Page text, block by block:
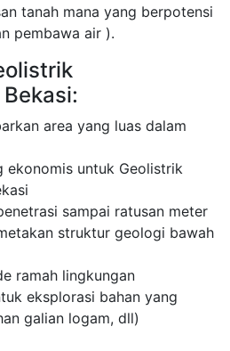
tanah mana yang berpotensi
pembawa air ).
area yang luas dalam
ekonomis untuk Geolistrik
sampai ratusan meter
struktur geologi bawah
ramah lingkungan
eksplorasi bahan yang
galian logam, dll)